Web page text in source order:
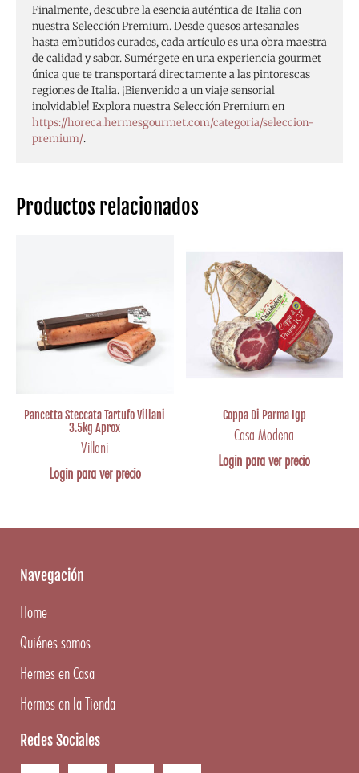
Productos relacionados
Pancetta Steccata Tartufo Villani
3.5kg Aprox
Villani
Login para ver precio
Coppa Di Parma Igp
Casa Modena
Login para ver precio
Finalmente, descubre la esencia auténtica de Italia con
nuestra Selección Premium. Desde quesos artesanales
hasta embutidos curados, cada artículo es una obra maestra
de calidad y sabor. Sumérgete en una experiencia gourmet
única que te transportará directamente a las pintorescas
regiones de Italia. ¡Bienvenido a un viaje sensorial
inolvidable! Explora nuestra Selección Premium en
https://horeca.hermesgourmet.com/categoria/seleccion-
premium/.
Navegación
Home
Quiénes somos
Hermes en Casa
Hermes en la Tienda
Redes Sociales